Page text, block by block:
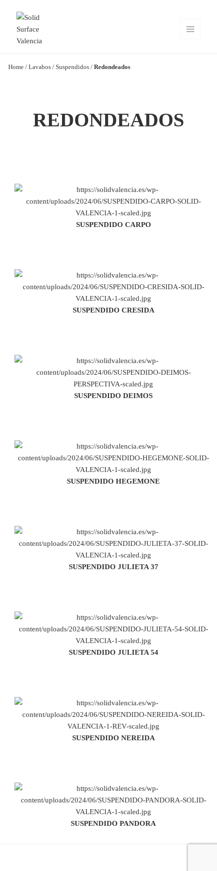
Home / Lavabos / Suspendidos / Redondeados
REDONDEADOS
SUSPENDIDO CARPO
SUSPENDIDO CRESIDA
SUSPENDIDO DEIMOS
SUSPENDIDO HEGEMONE
SUSPENDIDO JULIETA 37
SUSPENDIDO JULIETA 54
SUSPENDIDO NEREIDA
SUSPENDIDO PANDORA